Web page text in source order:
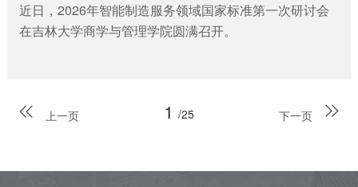
近日，2026年智能制造服务领域国家标准第一次研讨会
在吉林大学商学与管理学院圆满召开。
 上一页 1 /25 下一页 